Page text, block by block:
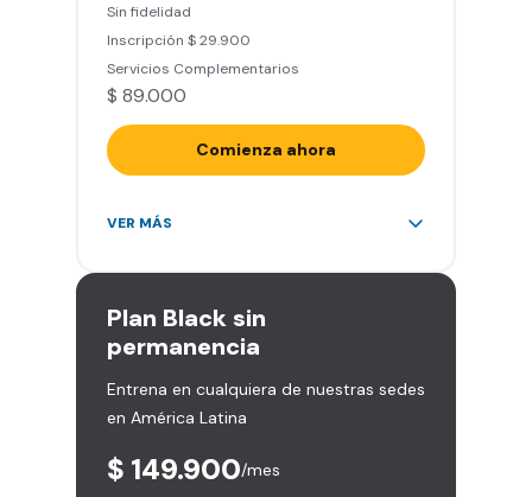
Clases grupales con profesores*
(Sujeto a disponibilidad de salón
en cada sede)
Acceso a todas las áreas de la
Sin fidelidad
Inscripción $ 29.900
Servicios Complementarios
$ 89.000
Comienza ahora
Acceso ilimitado a más de 2.000
Derecho a traer un invitado 5
Smart Spa (Relájate en los sillones
de masajes)
Descuentos especiales en marcas
aliadas
entrenamiento personalizado)
VER MÁS
Plan Black sin
permanencia
Entrena en cualquiera de nuestras sedes
en América Latina
$ 149.900/mes